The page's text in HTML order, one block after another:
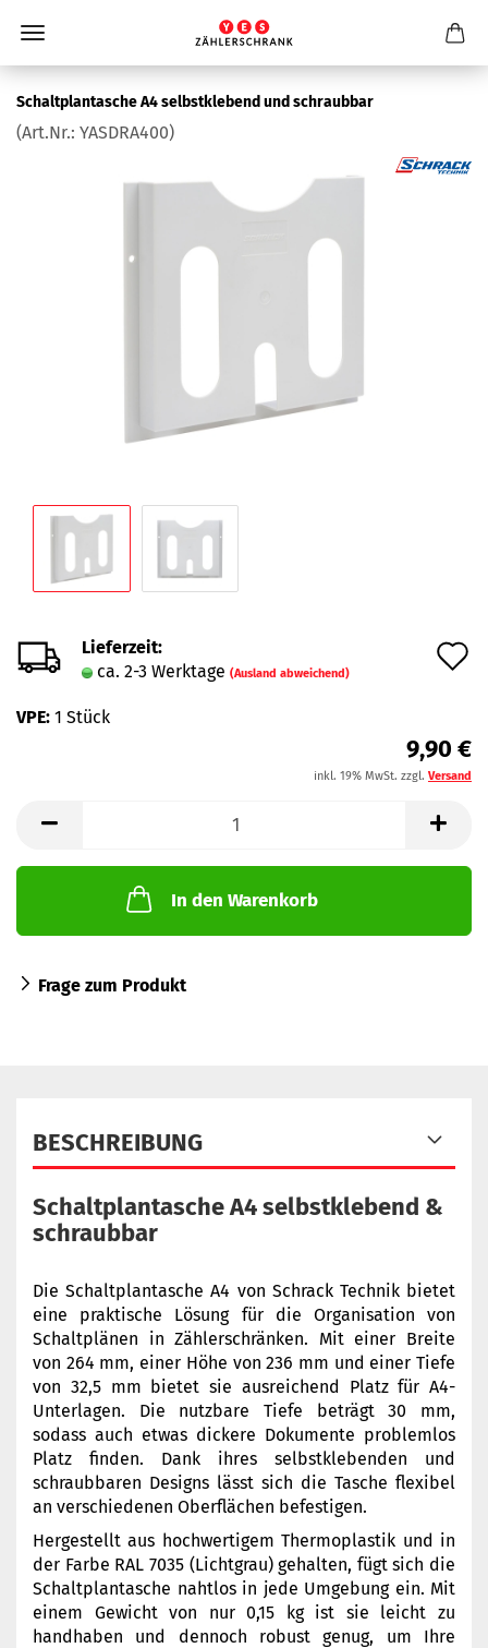
Schalt­plan­ta­sche A4 selbst­kle­bend und schraub­bar
(Art.Nr.: YASDRA400)
Lieferzeit:
ca. 2-3 Werktage (Ausland abweichend)
VPE: 1 Stück
9,90 €
inkl. 19% MwSt. zzgl. Versand
In den Warenkorb
Frage zum Produkt
BESCHREIBUNG
Schaltplantasche A4 selbstklebend &
schraubbar
Die Schaltplantasche A4 von Schrack Technik bietet
eine praktische Lösung für die Organisation von
Schaltplänen in Zählerschränken. Mit einer Breite
von 264 mm, einer Höhe von 236 mm und einer Tiefe
von 32,5 mm bietet sie ausreichend Platz für A4-
Unterlagen. Die nutzbare Tiefe beträgt 30 mm,
sodass auch etwas dickere Dokumente problemlos
Platz finden. Dank ihres selbstklebenden und
schraubbaren Designs lässt sich die Tasche flexibel
an verschiedenen Oberflächen befestigen.
Hergestellt aus hochwertigem Thermoplastik und in
der Farbe RAL 7035 (Lichtgrau) gehalten, fügt sich die
Schaltplantasche nahtlos in jede Umgebung ein. Mit
einem Gewicht von nur 0,15 kg ist sie leicht zu
handhaben und dennoch robust genug, um Ihre